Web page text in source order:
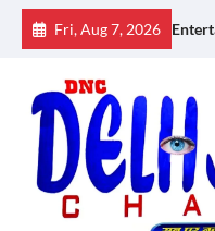
Skip
Fri, Aug 7, 2026